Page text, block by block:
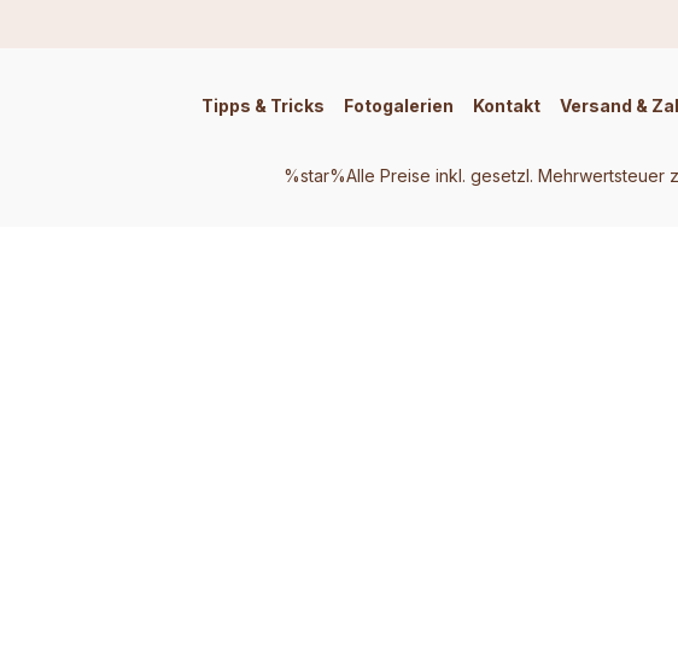
Tipps & Tricks Fotogalerien Kontakt Versand &
%star%Alle Preise inkl. gesetzl. Mehrwertsteuer